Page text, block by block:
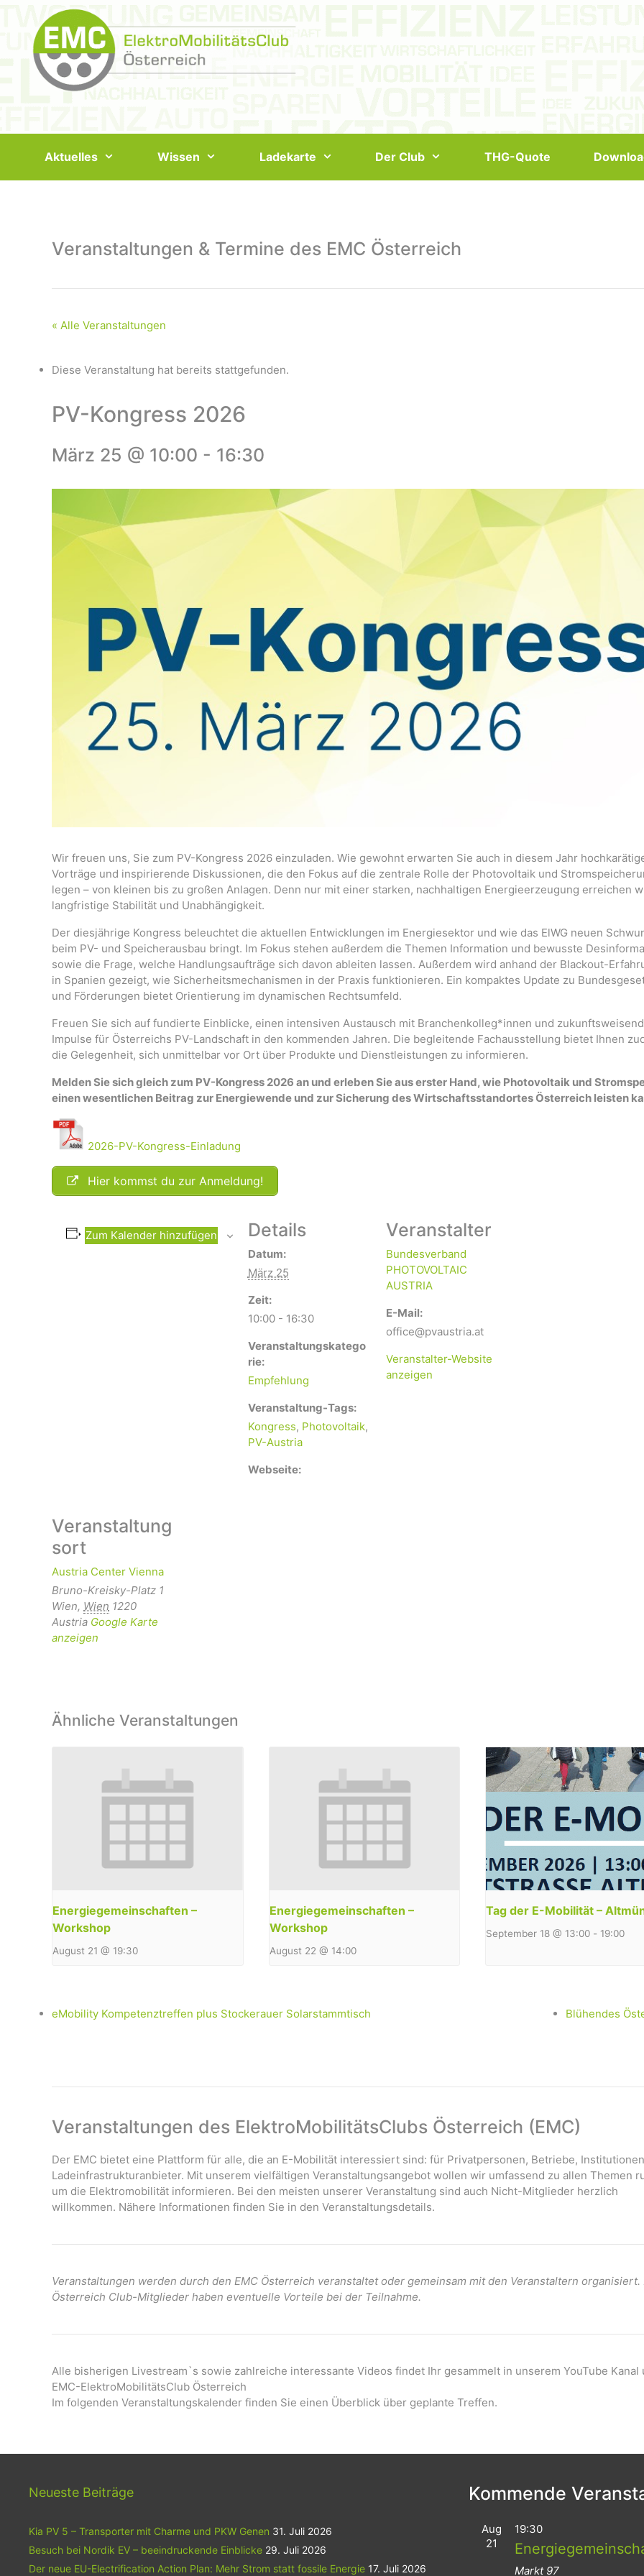
Aktuelles Wissen Ladekarte Der Club THG-Quote
Veranstaltungen & Termine des EMC Österreich
« Alle Veranstaltungen
Diese Veranstaltung hat bereits stattgefunden.
PV-Kongress 2026
März 25 @ 10:00 - 16:30
Wir freuen uns, Sie zum PV-Kongress 2026 einzuladen. Wie gewohnt erwarten Sie auch in diesem Jahr
Vorträge und inspirierende Diskussionen, die den Fokus auf die zentrale Rolle der Photovoltaik und
legen – von kleinen bis zu großen Anlagen. Denn nur mit einer starken, nachhaltigen Energieerzeugung erreichen
langfristige Stabilität und Unabhängigkeit.
Der diesjährige Kongress beleuchtet die aktuellen Entwicklungen im Energiesektor und wie das ElWG neuen
beim PV- und Speicherausbau bringt. Im Fokus stehen außerdem die Themen Information und bewusste
sowie die Frage, welche Handlungsaufträge sich davon ableiten lassen. Außerdem wird anhand der Blackout-
in Spanien gezeigt, wie Sicherheitsmechanismen in der Praxis funktionieren. Ein kompaktes Update zu
und Förderungen bietet Orientierung im dynamischen Rechtsumfeld.
Freuen Sie sich auf fundierte Einblicke, einen intensiven Austausch mit Branchenkolleg*innen und
Impulse für Österreichs PV-Landschaft in den kommenden Jahren. Die begleitende Fachausstellung bietet Ihnen
die Gelegenheit, sich unmittelbar vor Ort über Produkte und Dienstleistungen zu informieren.
Melden Sie sich gleich zum PV-Kongress 2026 an und erleben Sie aus erster Hand, wie Photovoltaik und
einen wesentlichen Beitrag zur Energiewende und zur Sicherung des Wirtschaftsstandortes Österreich leisten
2026-PV-Kongress-Einladung
Hier kommst du zur Anmeldung!
Zum Kalender hinzufügen Details
Datum:
März 25
Zeit:
10:00 - 16:30
Veranstaltungskatego
rie:
Empfehlung
Veranstaltung-Tags:
Kongress, Photovoltaik,
PV-Austria
Webseite:
Veranstalter
Bundesverband
PHOTOVOLTAIC
AUSTRIA
E-Mail:
office@pvaustria.at
Veranstalter-Website
anzeigen
Veranstaltung
sort
Austria Center Vienna
Bruno-Kreisky-Platz 1
Wien, Wien 1220
Austria Google Karte
anzeigen
Ähnliche Veranstaltungen
Energiegemeinschaften –
Workshop
August 21 @ 19:30
Energiegemeinschaften –
Workshop
August 22 @ 14:00
Tag der E-Mobilität –
September 18 @ 13:00 - 19:00
eMobility Kompetenztreffen plus Stockerauer Solarstammtisch Blühendes
Veranstaltungen des ElektroMobilitätsClubs Österreich (EMC)
Der EMC bietet eine Plattform für alle, die an E-Mobilität interessiert sind: für Privatpersonen, Betriebe,
Ladeinfrastrukturanbieter. Mit unserem vielfältigen Veranstaltungsangebot wollen wir umfassend zu allen Themen
um die Elektromobilität informieren. Bei den meisten unserer Veranstaltung sind auch Nicht-Mitglieder herzlich
willkommen. Nähere Informationen finden Sie in den Veranstaltungsdetails.
Veranstaltungen werden durch den EMC Österreich veranstaltet oder gemeinsam mit den Veranstaltern organisiert.
Österreich Club-Mitglieder haben eventuelle Vorteile bei der Teilnahme.
Alle bisherigen Livestream`s sowie zahlreiche interessante Videos findet Ihr gesammelt in unserem YouTube Kanal
EMC-ElektroMobilitätsClub Österreich
Im folgenden Veranstaltungskalender finden Sie einen Überblick über geplante Treffen.
Neueste Beiträge
Kia PV 5 – Transporter mit Charme und PKW Genen 31. Juli 2026
Besuch bei Nordik EV – beeindruckende Einblicke 29. Juli 2026
Der neue EU-Electrification Action Plan: Mehr Strom statt fossile Energie 17. Juli 2026
Kommende
Aug
21
19:30
Markt 97